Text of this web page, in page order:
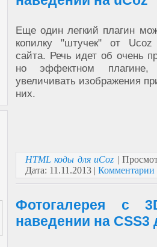
Еще один легкий плагин
копилку "штучек" от
сайта. Речь идет об очень
но эффектном плагине,
увеличивать изображения
них.
HTML коды для uCoz |
Дата: 11.11.2013 | Комментарии
Фотогалерея с
наведении на CSS3